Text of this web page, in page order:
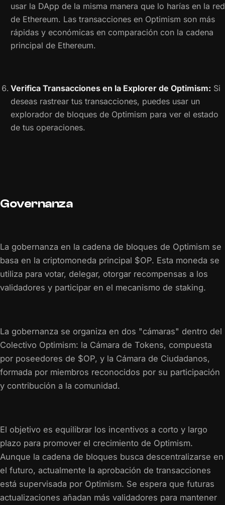
usar la DApp de la misma manera que lo harías en la red
de Ethereum. Las transacciones en Optimism son más
rápidas y económicas en comparación con la cadena
principal de Ethereum.
Verifica Transacciones en la Explorer de Optimism: Si
deseas rastrear tus transacciones, puedes usar un
explorador de bloques de Optimism para ver el estado
de tus operaciones.
Governanza
La gobernanza en la cadena de bloques de Optimism se
basa en la criptomoneda principal $OP. Esta moneda se
utiliza para votar, delegar, otorgar recompensas a los
validadores y participar en el mecanismo de staking.
La gobernanza se organiza en dos "cámaras" dentro del
Colectivo Optimism: la Cámara de Tokens, compuesta
por poseedores de $OP, y la Cámara de Ciudadanos,
formada por miembros reconocidos por su participación
y contribución a la comunidad.
El objetivo es equilibrar los incentivos a corto y largo
plazo para promover el crecimiento de Optimism.
Aunque la cadena de bloques busca descentralizarse en
el futuro, actualmente la aprobación de transacciones
está supervisada por Optimism. Se espera que futuras
actualizaciones añadan más validadores para mantener